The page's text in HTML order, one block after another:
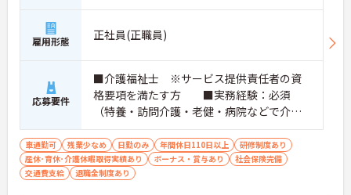
雇用形態 正社員(正職員)
応募要件
■介護福祉士 ※サービス提供責任者の資
格要項を満たす方 ■実務経験：必須
（特養・訪問介護・老健・病院などで介護
の実務経験が3年程度ある方）☆サ責未経験
スタートの実績多数☆
車通勤可 残業少なめ 日勤のみ 年間休日110日以上
研修制度あり
産休･育休･介護休暇取得実績あり
ボーナス・賞与あり
社会保険完備
交通費支給
退職金制度あり